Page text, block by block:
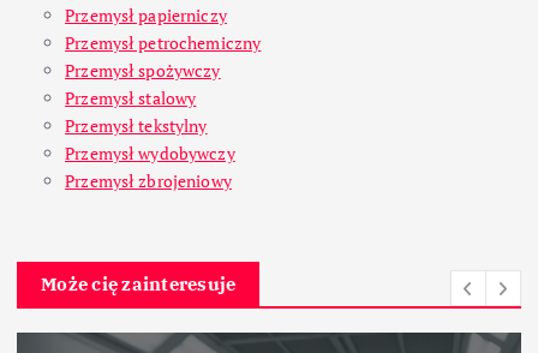
Przemysł papierniczy
Przemysł petrochemiczny
Przemysł spożywczy
Przemysł stalowy
Przemysł tekstylny
Przemysł wydobywczy
Przemysł zbrojeniowy
Może cię zainteresuje